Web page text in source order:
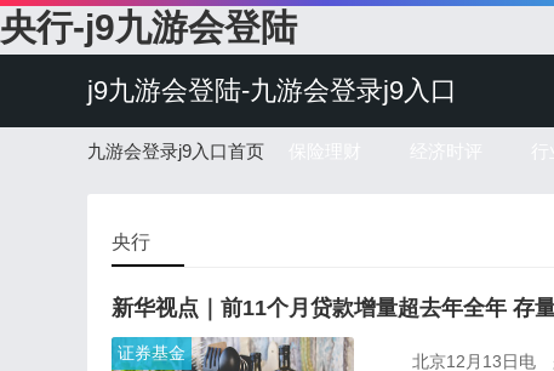
央行-j9九游会登陆
j9九游会登陆-九游会登录j9入口
九游会登录j9入口首页
央行
新华视点｜前11个月贷款增量超去年全年 存
证券基金
北京12月13日电 题